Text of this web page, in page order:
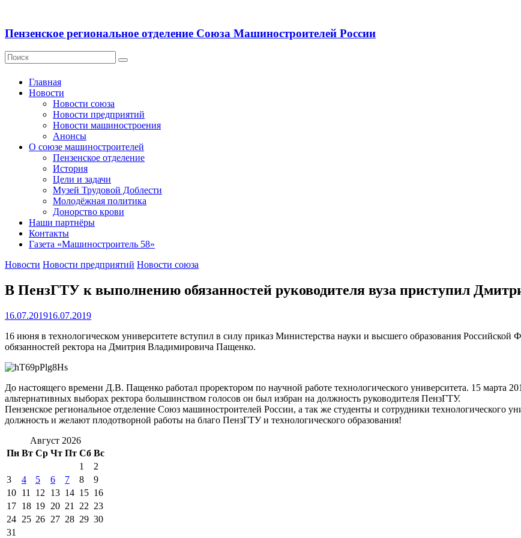
Пензенское региональное отделение Союза Машиностроителей России
Главная
Новости
Новости союза
Новости предприятий
Новости машиностроения
Анонсы
О союзе машиностроителей
Пензенское отделение
История
Цели и задачи
Музей Трудовой Доблести
Молодёжная политика
Донорство крови
Наши партнёры
Контакты
Газета «Машиностроитель 58»
Новости Новости предприятий Новости союза
В ПензГТУ к выполнению обязанностей руководителя вуза приступил
16.07.201916.07.2019
16 июня в технологическом университете вступил в силу приказ Министерства науки и высшего образования
обязанностей ректора на Дмитрия Владимировича Пащенко.
До настоящего времени Д.В. Пащенко работал проректором по научной работе технологического университета. 15 марта
альтернативных выборах ректора большинством голосов он был избран на должность руководителя ПензГТУ.
Пензенское региональное отделение Союз машиностроителей России, а так же студенты и сотрудники технологического
должность и желают плодотворной работы на благо ПензГТУ и технологического образования!
Август 2026
Пн Вт Ср Чт Пт Сб Вс
1
2
3
4 5 6 7 8
9
10 11 12 13 14 15 16
17 18 19 20 21 22 23
24 25 26 27 28 29 30
31